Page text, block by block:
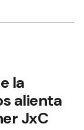
la
alienta
JxC